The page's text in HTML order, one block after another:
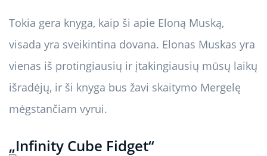
Tokia gera knyga, kaip ši apie Eloną Muską,
visada yra sveikintina dovana. Elonas Muskas yra
vienas iš protingiausių ir įtakingiausių mūsų laikų
išradėjų, ir ši knyga bus žavi skaitymo Mergelę
mėgstančiam vyrui.
„Infinity Cube Fidget“